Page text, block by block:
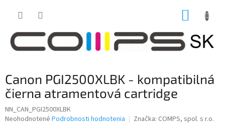
Canon PGI2500XLBK - kompatibilná
čierna atramentová cartridge
NN_CAN_PGI2500XLBK
Priemerné
Neohodnotené Podrobnosti hodnotenia Značka: COMPS, spol. s r.o.